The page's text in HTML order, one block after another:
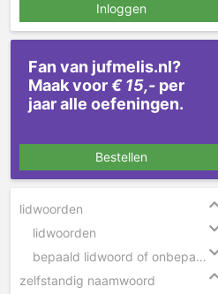
Inloggen
Fan van jufmelis.nl?
Maak voor€ 15,- per
jaar alle oefeningen.
Bestellen
lidwoorden
lidwoorden
bepaald lidwoord of onbepaald lidwoord
zelfstandig naamwoord